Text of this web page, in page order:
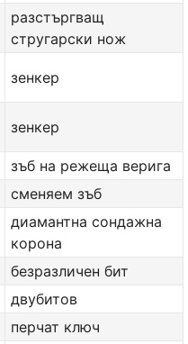
разстъргващ
стругарски нож
зенкер
зенкер
зъб на режеща верига
сменяем зъб
диамантна сондажна
корона
безразличен бит
двубитов
перчат ключ